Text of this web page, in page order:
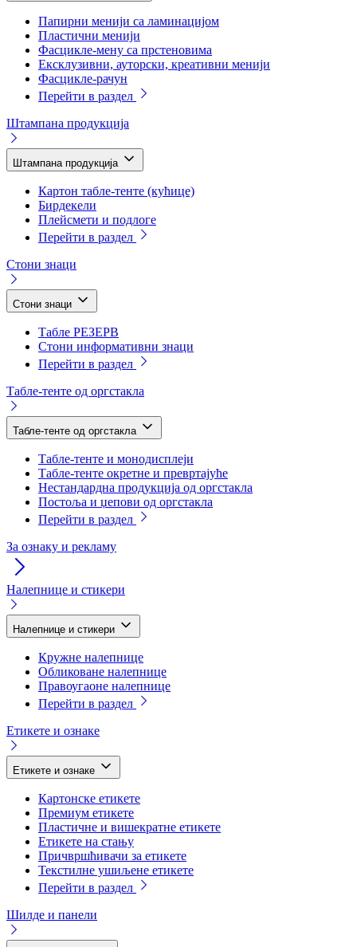
Папирни менији са ламинацијом
Пластични менији
Фасцикле-мену са прстеновима
Ексклузивни, ауторски, креативни менији
Фасцикле-рачун
Перейти в раздел
Штампана продукција
Штампана продукција
Картон табле-тенте (кућице)
Бирдекели
Плейсмети и подлоге
Перейти в раздел
Стони знаци
Стони знаци
Табле РЕЗЕРВ
Стони информативни знаци
Перейти в раздел
Табле-тенте од оргстакла
Табле-тенте од оргстакла
Табле-тенте и монодисплеји
Табле-тенте окретне и превртајуће
Нестандардна продукција од оргстакла
Постоља и џепови од оргстакла
Перейти в раздел
За ознаку и рекламу
Налепнице и стикери
Налепнице и стикери
Кружне налепнице
Обликоване налепнице
Правоугаоне налепнице
Перейти в раздел
Етикете и ознаке
Етикете и ознаке
Картонске етикете
Премиум етикете
Пластичне и вишекратне етикете
Етикете на стању
Причвршћивачи за етикете
Текстилне ушиљене етикете
Перейти в раздел
Шилде и панели